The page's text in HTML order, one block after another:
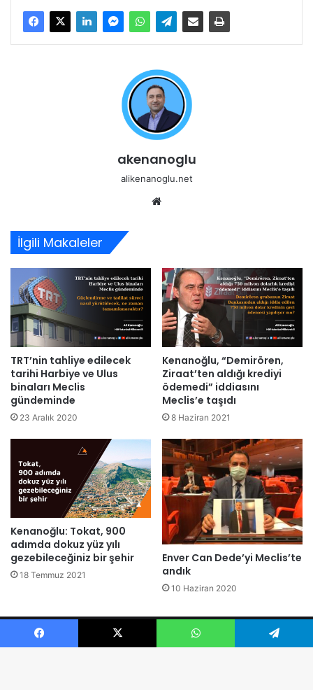
akenanoglu
alikenanoglu.net
İlgili Makaleler
TRT’nin tahliye edilecek
tarihi Harbiye ve Ulus
binaları Meclis
gündeminde
23 Aralık 2020
Kenanoğlu, “Demirören,
Ziraat’ten aldığı krediyi
ödemedi” iddiasını
Meclis’e taşıdı
8 Haziran 2021
Kenanoğlu: Tokat, 900
adımda dokuz yüz yılı
gezebileceğiniz bir şehir
18 Temmuz 2021
Enver Can Dede’yi Meclis’te
andık
10 Haziran 2020
Facebook X WhatsApp Telegram